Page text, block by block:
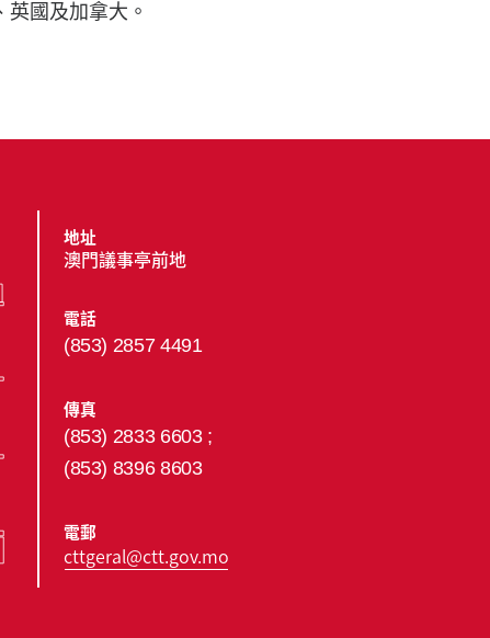
國及加拿大。
地址
澳門議事亭前地
電話
(853) 2857 4491
傳真
(853) 2833 6603 ;
(853) 8396 8603
電郵
cttgeral@ctt.gov.mo